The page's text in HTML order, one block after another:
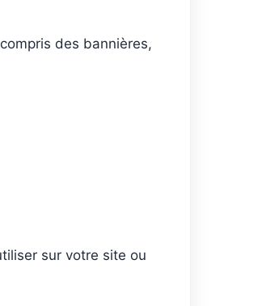
des bannières,
sur votre site ou